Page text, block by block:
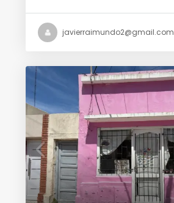
javierraimundo2@gmail.com